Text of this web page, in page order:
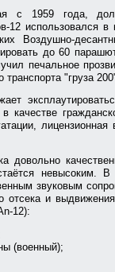
с 1959 года,
12 использовался в
Воздушно-
до 60
печальное
транспорта "груза
качестве
довольно
невысоким.
звуковым
отсека и
12):
(военный);